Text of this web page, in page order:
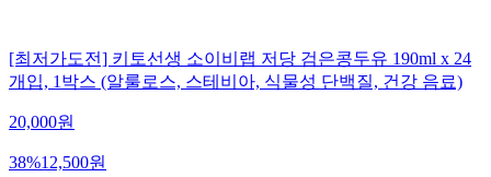
[최저가도전] 키토선생 소이비랩 저당 검은콩두유 190ml x 24
개입, 1박스 (알룰로스, 스테비아, 식물성 단백질, 건강 음료)
20,000원
38%12,500원